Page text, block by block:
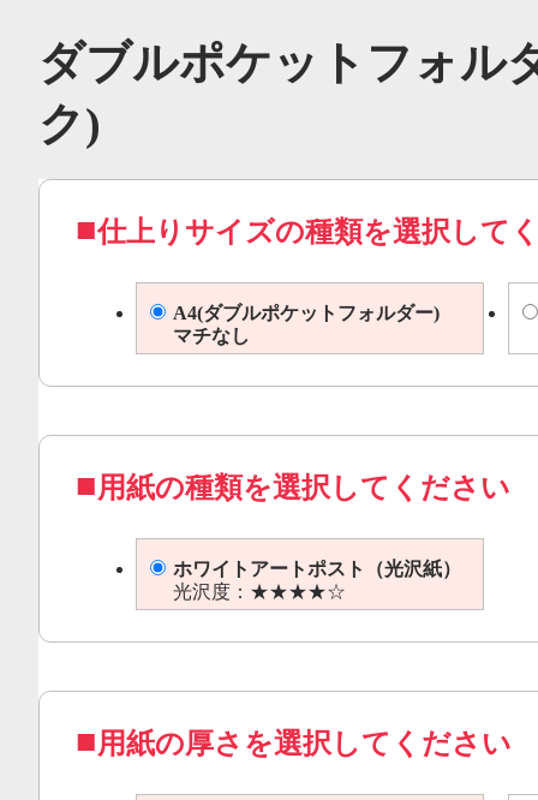
ダブルポケットフォ
ク)
仕上りサイズの種類を選択して
A4(ダブルポケットフォルダー)
マチなし
用紙の種類を選択してください
ホワイトアートポスト（光沢紙）
光沢度：★★★★☆
用紙の厚さを選択してください